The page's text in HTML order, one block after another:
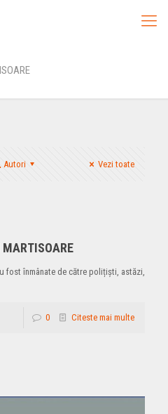
Autori Vezi toate
fost înmânate de către polițiști, astăzi,
0 Citeste mai multe